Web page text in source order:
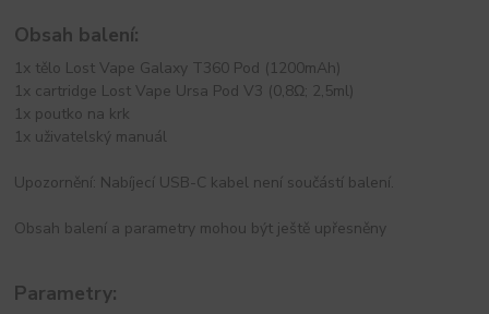
Obsah balení:
1x tělo Lost Vape Galaxy T360 Pod (1200mAh)
1x cartridge Lost Vape Ursa Pod V3 (0,8Ω; 2,5ml)
1x poutko na krk
1x uživatelský manuál
Upozornění: Nabíjecí USB-C kabel není součástí balení.
Obsah balení a parametry mohou být ještě upřesněny
Parametry: